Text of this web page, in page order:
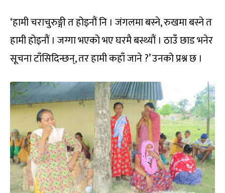
‘हामी चराचुरुङ्गी त होइनौं नि । जंगलमा बस्ने, रुखमा बस्ने त
हामी होइनौं । जग्गा भएको भए घरमै बस्थ्यौं । ठाउँ छाड भनेर
सूचना टाँसिदिन्छन्, तर हामी कहाँ जाने ?’ उनको प्रश्न छ ।